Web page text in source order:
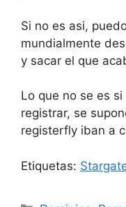
Si no es asi,
mundialmente
y sacar el que
Lo que no se es
registrar, se
registerfly iban a
Etiquetas: